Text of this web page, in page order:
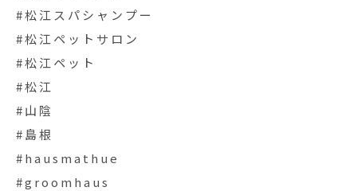
#松江スパシャンプー
#松江ペットサロン
#松江ペット
#松江
#山陰
#島根
#hausmathue
#groomhaus